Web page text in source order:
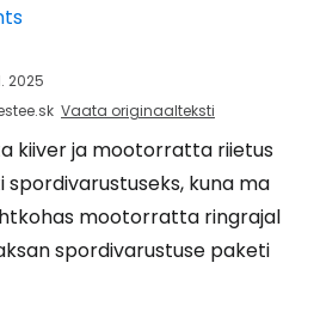
2025
Vaata originaalteksti
kiiver ja mootorratta riietus
spordivarustuseks, kuna ma
mootorratta ringrajal
spordivarustuse paketi